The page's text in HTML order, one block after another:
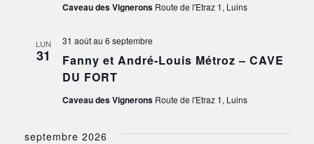
Caveau des Vignerons Route de l'Etraz 1, Luins
LUN
31
Fanny et André-Louis Métroz – CAVE
DU FORT
31 aoûtau 6 septembre
Caveau des Vignerons Route de l'Etraz 1, Luins
septembre 2026